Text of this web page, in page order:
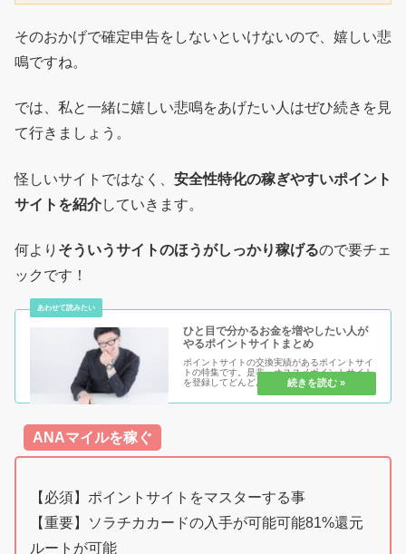
そのおかげで確定申告をしないといけないので、嬉しい悲
鳴ですね。
では、私と一緒に嬉しい悲鳴をあげたい人はぜひ続きを見
て行きましょう。
怪しいサイトではなく、 安全性特化の稼ぎやすいポイント
サイトを紹介していきます。
何より そういうサイトのほうがしっかり稼げるので要チェ
ックです！
ひと目で分かるお金を増やしたい人が
やるポイントサイトまとめ
ポイントサイトの交換実績があるポイントサイ
トの特集です。是非、オススメポイントサイト
を登録してどんどんポイントを貯めて行きまし
ょう♪お金がない人、増やしたい人、お小遣い
稼ぎから副業まで、主婦でも学生でも誰でも簡
ANAマイルを稼ぐ
【必須】ポイントサイトをマスターする事
【重要】ソラチカカードの入手が可能可能81%還元
ルートが可能